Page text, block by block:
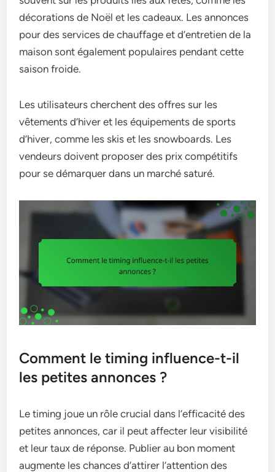
décorations de Noël et les cadeaux. Les annonces
pour des services de chauffage et d’entretien de la
maison sont également populaires pendant cette
saison froide.
Les utilisateurs cherchent des offres sur les
vêtements d’hiver et les équipements de sports
d’hiver, comme les skis et les snowboards. Les
vendeurs doivent proposer des prix compétitifs
pour se démarquer dans un marché saturé.
Comment le timing influence-t-il
les petites annonces ?
Le timing joue un rôle crucial dans l’efficacité des
petites annonces, car il peut affecter leur visibilité
et leur taux de réponse. Publier au bon moment
augmente les chances d’attirer l’attention des